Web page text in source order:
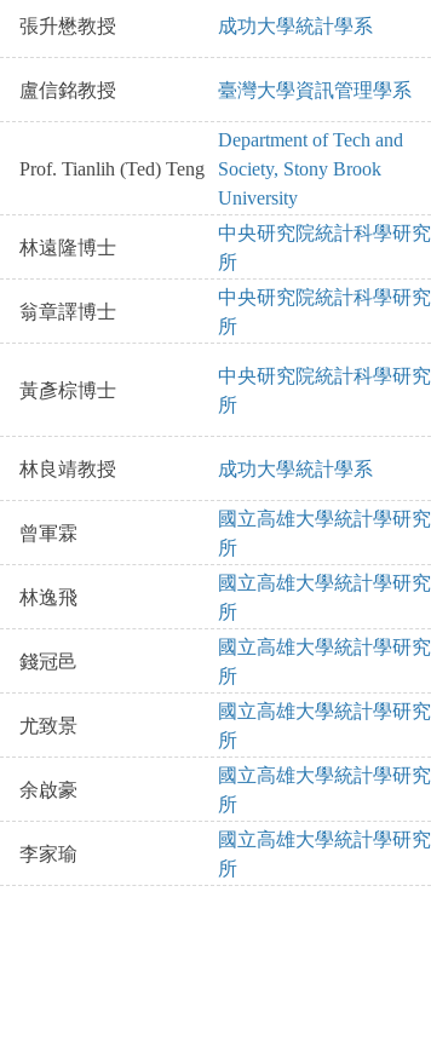
張升懋教授 成功大學統計學系
盧信銘教授 臺灣大學資訊管理學系
Prof. Tianlih (Ted) Teng
Department of Tech and
Society, Stony Brook
University
林遠隆博士
中央研究院統計科學研究
所
翁章譯博士
中央研究院統計科學研究
所
黃彥棕博士
中央研究院統計科學研究
所
林良靖教授 成功大學統計學系
曾軍霖
國立高雄大學統計學研究
所
林逸飛
國立高雄大學統計學研究
所
錢冠邑
國立高雄大學統計學研究
所
尤致景
國立高雄大學統計學研究
所
余啟豪
國立高雄大學統計學研究
所
李家瑜
國立高雄大學統計學研究
所